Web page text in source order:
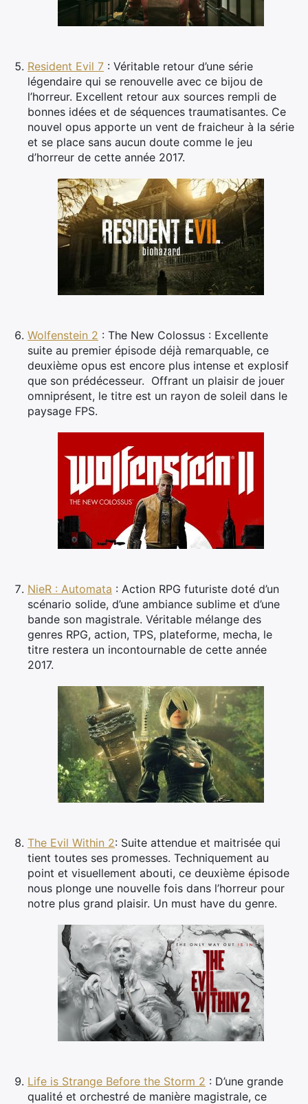
Resident Evil 7 : Véritable retour d’une série
légendaire qui se renouvelle avec ce bijou de
l’horreur. Excellent retour aux sources rempli de
bonnes idées et de séquences traumatisantes. Ce
nouvel opus apporte un vent de fraicheur à la série
et se place sans aucun doute comme le jeu
d’horreur de cette année 2017.
Wolfenstein 2 : The New Colossus : Excellente
suite au premier épisode déjà remarquable, ce
deuxième opus est encore plus intense et explosif
que son prédécesseur. Offrant un plaisir de jouer
omniprésent, le titre est un rayon de soleil dans le
paysage FPS.
NieR : Automata : Action RPG futuriste doté d’un
scénario solide, d’une ambiance sublime et d’une
bande son magistrale. Véritable mélange des
genres RPG, action, TPS, plateforme, mecha, le
titre restera un incontournable de cette année
2017.
The Evil Within 2: Suite attendue et maitrisée qui
tient toutes ses promesses. Techniquement au
point et visuellement abouti, ce deuxième épisode
nous plonge une nouvelle fois dans l’horreur pour
notre plus grand plaisir. Un must have du genre.
Life is Strange Before the Storm 2 : D’une grande
qualité et orchestré de manière magistrale, ce
Rechercher